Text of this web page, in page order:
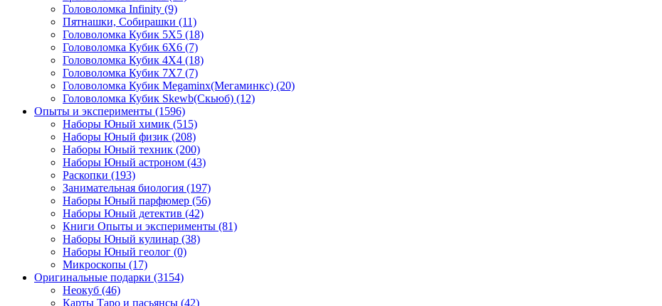
Головоломка Infinity (9)
Пятнашки, Собирашки (11)
Головоломка Кубик 5Х5 (18)
Головоломка Кубик 6Х6 (7)
Головоломка Кубик 4Х4 (18)
Головоломка Кубик 7Х7 (7)
Головоломка Кубик Megaminx(Мегаминкс) (20)
Головоломка Кубик Skewb(Скьюб) (12)
Опыты и эксперименты (1596)
Наборы Юный химик (515)
Наборы Юный физик (208)
Наборы Юный техник (200)
Наборы Юный астроном (43)
Раскопки (193)
Занимательная биология (197)
Наборы Юный парфюмер (56)
Наборы Юный детектив (42)
Книги Опыты и эксперименты (81)
Наборы Юный кулинар (38)
Наборы Юный геолог (0)
Микроскопы (17)
Оригинальные подарки (3154)
Неокуб (46)
Карты Таро и пасьянсы (42)